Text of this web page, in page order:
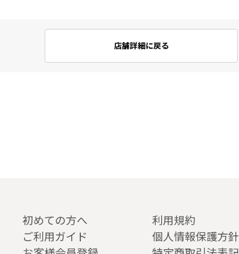
店舗詳細に戻る
初めての方へ
ご利用ガイド
利用規約
個人情報保護方針